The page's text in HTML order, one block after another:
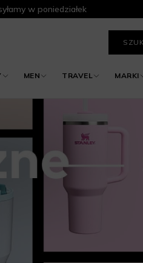
w poniedziałek
MEN TRAVEL MARKI